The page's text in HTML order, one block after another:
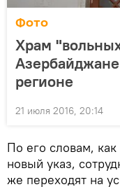
Фото
Храм
регионе
21 июля 2016, 20:14
По его словам, как
новый указ,
же переходят на